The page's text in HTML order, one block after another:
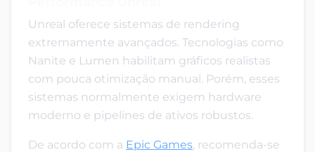
Unreal oferece sistemas de rendering
extremamente avançados. Tecnologias como
Nanite e Lumen habilitam gráficos realistas
com pouca otimização manual. Porém, esses
sistemas normalmente exigem hardware
moderno e pipelines de ativos robustos.
De acordo com a Epic Games, recomenda-se